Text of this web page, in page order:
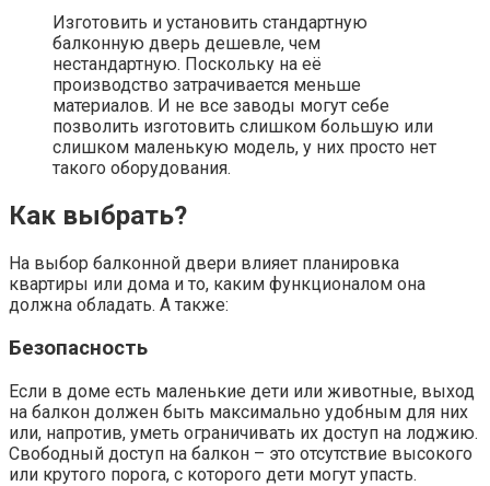
Изготовить и установить стандартную
балконную дверь дешевле, чем
нестандартную. Поскольку на её
производство затрачивается меньше
материалов. И не все заводы могут себе
позволить изготовить слишком большую или
слишком маленькую модель, у них просто нет
такого оборудования.
Как выбрать?
На выбор балконной двери влияет планировка
квартиры или дома и то, каким функционалом она
должна обладать. А также:
Безопасность
Если в доме есть маленькие дети или животные, выход
на балкон должен быть максимально удобным для них
или, напротив, уметь ограничивать их доступ на лоджию.
Свободный доступ на балкон – это отсутствие высокого
или крутого порога, с которого дети могут упасть.